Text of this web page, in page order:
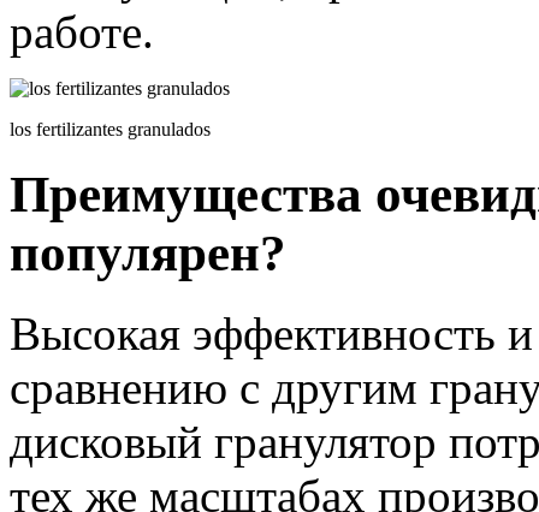
работе.
los fertilizantes granulados
Преимущества
популярен?
Высокая эффективность
сравнению с другим
дисковый гранулятор
тех же масштабах